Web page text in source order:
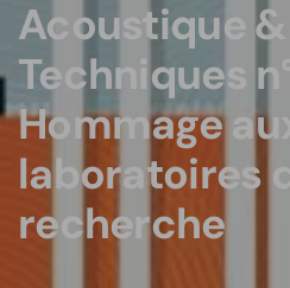
Acoustique &
Techniques
Hommage
laboratoires
recherche